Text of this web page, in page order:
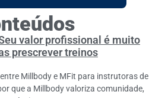
valor profissional é muito
prescrever treinos
Millbody e MFit para instrutoras de
que a Millbody valoriza comunidade,